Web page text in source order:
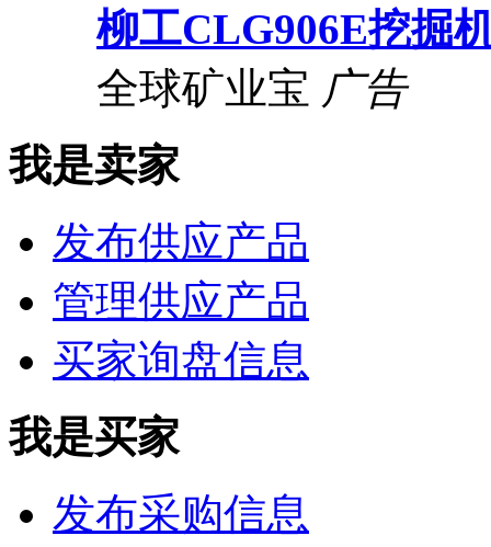
柳工CLG906E挖掘
全球矿业宝 广告
我是卖家
发布供应产品
管理供应产品
买家询盘信息
我是买家
发布采购信息